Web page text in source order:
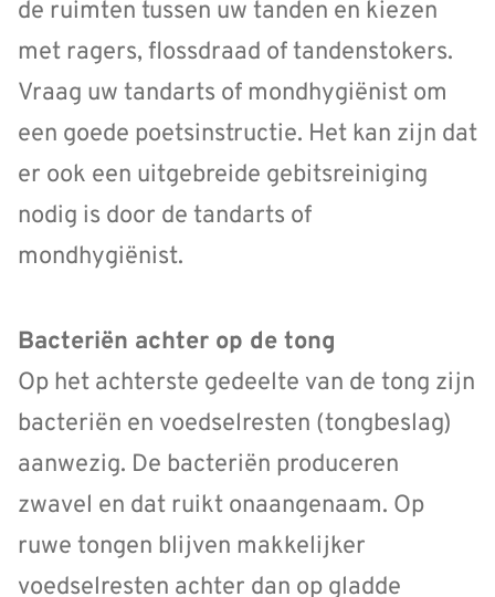
de ruimten tussen uw tanden en kiezen
met ragers, flossdraad of tandenstokers.
Vraag uw tandarts of mondhygiënist om
een goede poetsinstructie. Het kan zijn dat
er ook een uitgebreide gebitsreiniging
nodig is door de tandarts of
mondhygiënist.
Bacteriën achter op de tong
Op het achterste gedeelte van de tong zijn
bacteriën en voedselresten (tongbeslag)
aanwezig. De bacteriën produceren
zwavel en dat ruikt onaangenaam. Op
ruwe tongen blijven makkelijker
voedselresten achter dan op gladde